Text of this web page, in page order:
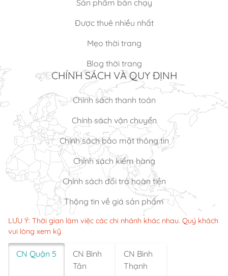
Sản phẩm bán chạy
Được thuê nhiều nhất
Mẹo thời trang
Blog thời trang
CHÍNH SÁCH VÀ QUY ĐỊNH
Chính sách thanh toán
Chính sách vận chuyển
Chính sách bảo mật thông tin
Chính sách kiểm hàng
Chính sách đổi trả hoàn tiền
Thông tin về giá sản phẩm
LƯU Ý: Thời gian làm việc các chi nhánh khác nhau. Quý khách
vui lòng xem kỹ
CN Quận 5
CN Bình
Tân
CN Bình
Thạnh